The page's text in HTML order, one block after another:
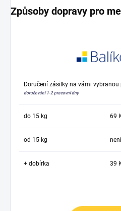
Způsoby dopravy pro
Doručení zásilky na vámi
doručování 1-2 pracovní dny
do 15 kg 69
od 15 kg
+ dobírka 39